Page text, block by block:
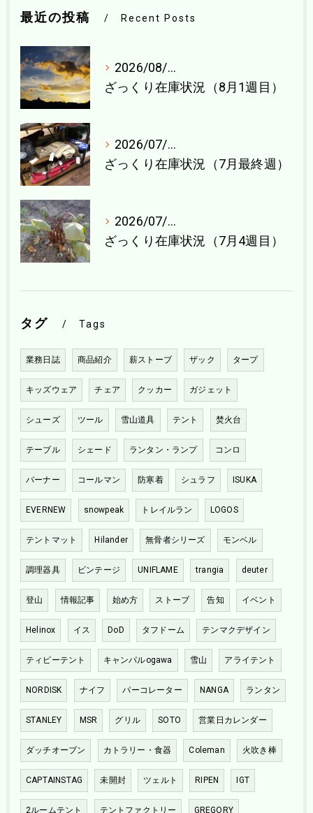
最近の投稿 Recent Posts
2026/08/04
ざっくり在庫状況（8月1週目）
2026/07/27
ざっくり在庫状況（7月最終週）
2026/07/21
ざっくり在庫状況（7月4週目）
タグ Tags
業務日誌 商品紹介 薪ストーブ ザック タープ
キッズウェア チェア クッカー ガジェット
シューズ ツール 雪山道具 テント 焚火台
テーブル シェード ランタン・ランプ コンロ
バーナー コールマン 防寒着 シュラフ ISUKA
EVERNEW snowpeak トレイルラン LOGOS
テントマット Hilander 無骨者シリーズ モンベル
調理器具 ビンテージ UNIFLAME trangia deuter
登山 情報記事 始め方 ストーブ 告知 イベント
Helinox イス DoD タフドーム テンマクデザイン
ティピーテント キャンパルogawa 雪山 アライテント
NORDISK ナイフ パーコレーター NANGA ランタン
STANLEY MSR グリル SOTO 営業日カレンダー
ダッチオーブン カトラリー・食器 Coleman 火吹き棒
CAPTAINSTAG 未開封 ツェルト RIPEN IGT
2ルームテント テントファクトリー GREGORY